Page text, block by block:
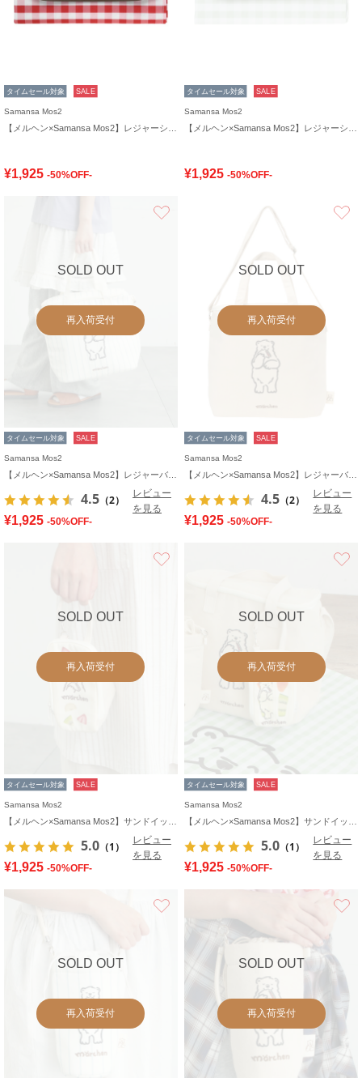
タイムセール対象 SALE
Samansa Mos2
¥1,925 -50%OFF-
タイムセール対象 SALE
Samansa Mos2
¥1,925 -50%OFF-
SOLD OUT
再入荷受付
タイムセール対象 SALE
Samansa Mos2
4.5 （2）
レビュー
を見る
¥1,925 -50%OFF-
SOLD OUT
再入荷受付
タイムセール対象 SALE
Samansa Mos2
4.5 （2）
レビュー
を見る
¥1,925 -50%OFF-
SOLD OUT
再入荷受付
タイムセール対象 SALE
Samansa Mos2
5.0 （1）
レビュー
を見る
¥1,925 -50%OFF-
SOLD OUT
再入荷受付
タイムセール対象 SALE
Samansa Mos2
5.0 （1）
レビュー
を見る
¥1,925 -50%OFF-
SOLD OUT
再入荷受付
SOLD OUT
再入荷受付